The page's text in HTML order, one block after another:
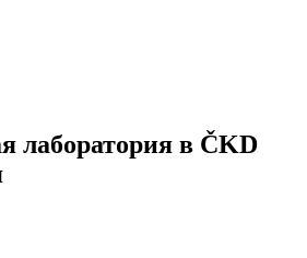
лаборатория в ČKD